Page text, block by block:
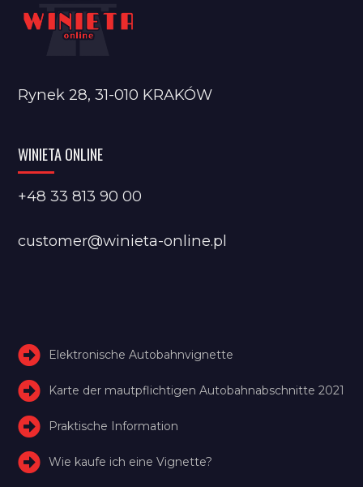
Rynek 28, 31-010 KRAKÓW
WINIETA ONLINE
+48 33 813 90 00
customer@winieta-online.pl
Elektronische Autobahnvignette
Karte der mautpflichtigen Autobahnabschnitte 2021
Praktische Information
Wie kaufe ich eine Vignette?